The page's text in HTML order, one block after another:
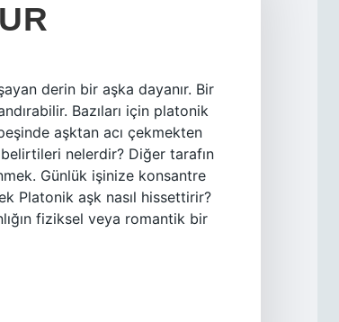
derin bir aşka dayanır. Bir
Bazıları için platonik
aşktan acı çekmekten
nelerdir? Diğer tarafın
Günlük işinize konsantre
Platonik aşk nasıl hissettirir?
fiziksel veya romantik bir